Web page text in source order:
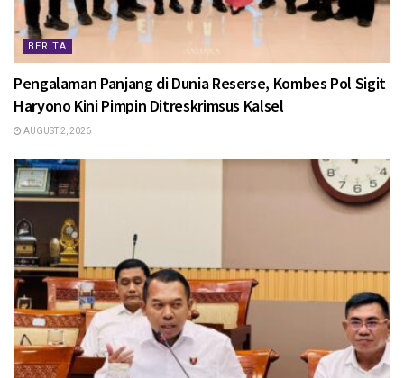
BERITA
Pengalaman Panjang di Dunia Reserse, Kombes Pol Sigit
Haryono Kini Pimpin Ditreskrimsus Kalsel
AUGUST 2, 2026